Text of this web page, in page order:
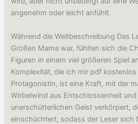
angenehm oder leicht anfühlt.
Während die Weltbeschreibung Das
Großen Mama war, fühlten sich die
Figuren in einem viel größeren Spiel
Komplexität, die ich mir pdf
Protagonistin, ist eine Kraft, mit der
Wirbelwind aus Entschlossenheit
unerschütterlichen Geist verkörpert,
einschüchtert, sodass der Leser sich